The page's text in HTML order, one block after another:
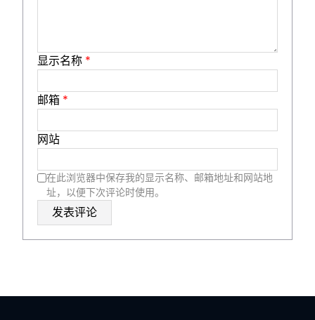
显示名称 *
邮箱 *
网站
在此浏览器中保存我的显示名称、邮箱地址和网站地
址，以便下次评论时使用。